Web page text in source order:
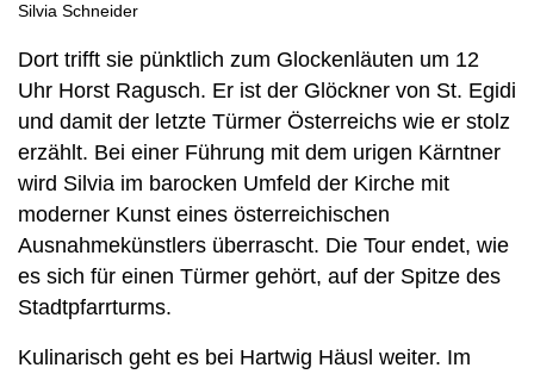
Silvia Schneider
Dort trifft sie pünktlich zum Glockenläuten um 12
Uhr Horst Ragusch. Er ist der Glöckner von St. Egidi
und damit der letzte Türmer Österreichs wie er stolz
erzählt. Bei einer Führung mit dem urigen Kärntner
wird Silvia im barocken Umfeld der Kirche mit
moderner Kunst eines österreichischen
Ausnahmekünstlers überrascht. Die Tour endet, wie
es sich für einen Türmer gehört, auf der Spitze des
Stadtpfarrturms.
Kulinarisch geht es bei Hartwig Häusl weiter. Im